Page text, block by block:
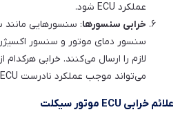
عملکرد ECU شود.
خرابی سنسورها: سنسورهایی مانند
لازم را ارسال می‌کنند. خرابی هرکدام
می‌تواند موجب عملکرد نادرست ECU شود.
علائم خرابی ECU موتور سیکلت